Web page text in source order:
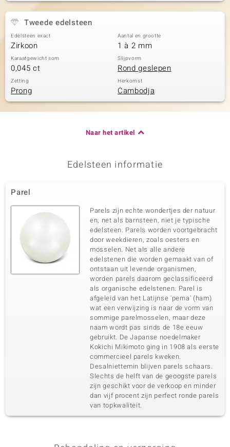
Tweede edelsteen
Edelsteen exact
Zirkoon
Aantal en grootte
1 à 2 mm
Karaatgewicht som
0,045 ct
Slijpvorm
Rond geslepen
Zetting
Prong
Herkomst
Cambodja
Naar het artikel
Edelsteen informatie
Parel
Parels zijn echte wondertjes der natuur
en, net als barnsteen, niet je typische
edelsteen. Parels worden voortgebracht
door weekdieren, zoals oesters en
mosselen. Net als alle andere
edelstenen die worden gemaakt van of
ontstaan uit levende organismen,
worden parels daarom geclassificeerd
als organische edelstenen. Parel is
afgeleid van het Latijnse 'perna' (ham)
wat een verwijzing is naar de vorm van
sommige parelmosselen, maar deze
naam wordt pas sinds de 18e eeuw
gebruikt. De Japanse noedelmaker
Kokichi Mikimoto ging in 1908 als eerste
commercieel parels kweken.
Desalniettemin blijven parels schaars.
Slechts de helft van de geoogste parels
zijn geschikt voor de verkoop en minder
dan vijf procent zijn perfect ronde parels
van topkwaliteit.